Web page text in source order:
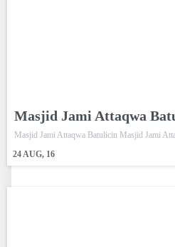
Masjid Jami Attaqwa
24 AUG, 16
Masjid Jami Attaqwa Batulicin Masjid Jami